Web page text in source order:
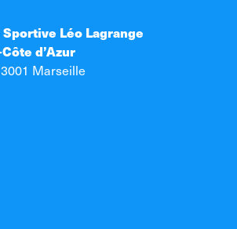
Léo Lagrange
d’Azur
Marseille